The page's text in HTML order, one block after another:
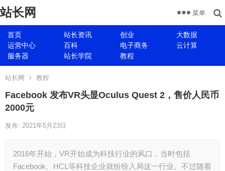
站长网
首页 站长资讯 创业
大数据
运营中心
百科 电子商务
云计算
服务器
站长学院 教程
菜单
站长网 教程
Facebook 发布VR头显Oculus Quest 2，售价人民币
2000元
发布: 2021年5月23日
2016年开始，VR开始成为科技行业的风口，当时包括
Facebook、HCL等科技企业就纷纷入局这一行业。不过随着